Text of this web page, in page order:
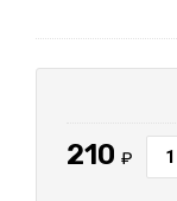
210 ₽